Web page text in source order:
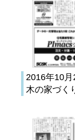
2016年10月
木の家づく